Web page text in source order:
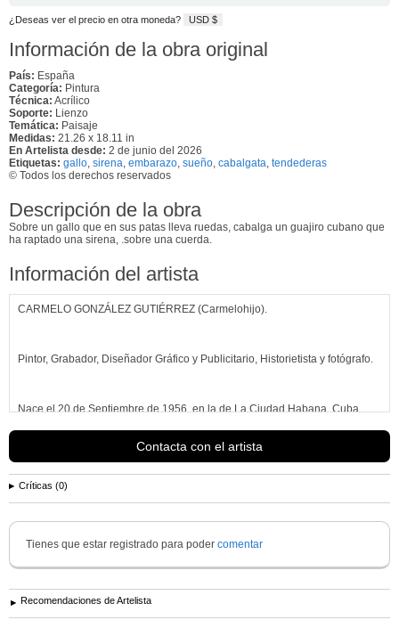
¿Deseas ver el precio en otra moneda? USD $
Información de la obra original
País: España
Categoría: Pintura
Técnica: Acrílico
Soporte: Lienzo
Temática: Paisaje
Medidas: 21.26 x 18.11 in
En Artelista desde: 2 de junio del 2026
Etiquetas: gallo, sirena, embarazo, sueño, cabalgata, tendederas
© Todos los derechos reservados
Descripción de la obra
Sobre un gallo que en sus patas lleva ruedas, cabalga un guajiro cubano que
ha raptado una sirena, .sobre una cuerda.
Información del artista
CARMELO GONZÁLEZ GUTIÉRREZ (Carmelohijo).
Pintor, Grabador, Diseñador Gráfico y Publicitario, Historietista y fotógrafo.
Nace el 20 de Septiembre de 1956, en la de La Ciudad Habana, Cuba.
ambos de las Artes Plásticas
Cubanas del Siglo XX, permanentes en las salas del Museo Nacional de
Dirección de
Contacta con el artista
Críticas (0)
Tienes que estar registrado para poder comentar
Recomendaciones de Artelista